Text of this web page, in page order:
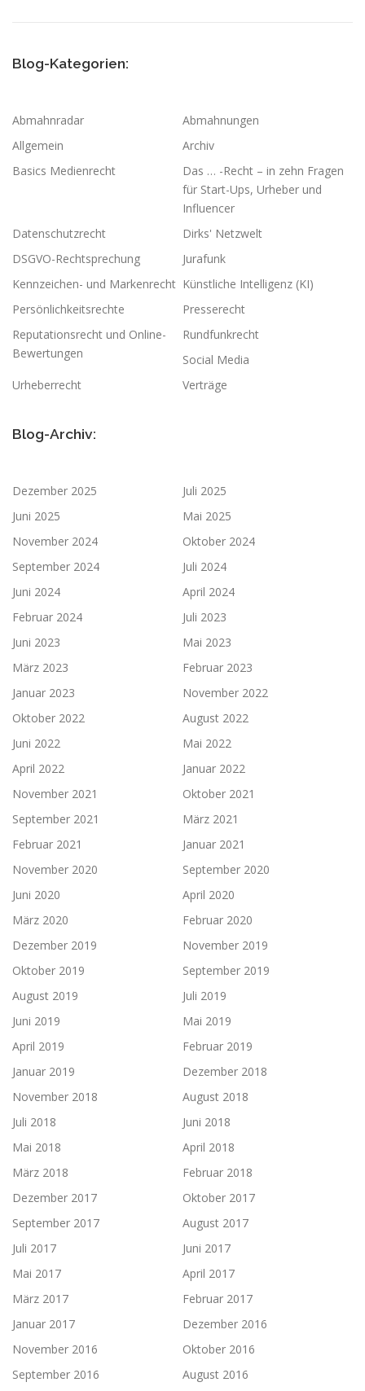
Blog-Kategorien:
Abmahnradar
Abmahnungen
Allgemein
Archiv
Basics Medienrecht
Das … -Recht – in zehn Fragen
für Start-Ups, Urheber und
Influencer
Datenschutzrecht
Dirks' Netzwelt
DSGVO-Rechtsprechung
Jurafunk
Kennzeichen- und Markenrecht Künstliche Intelligenz (KI)
Persönlichkeitsrechte
Presserecht
Reputationsrecht und Online-
Bewertungen
Rundfunkrecht
Social Media
Urheberrecht
Verträge
Blog-Archiv:
Dezember 2025
Juli 2025
Juni 2025
Mai 2025
November 2024
Oktober 2024
September 2024
Juli 2024
Juni 2024
April 2024
Februar 2024
Juli 2023
Juni 2023
Mai 2023
März 2023
Februar 2023
Januar 2023
November 2022
Oktober 2022
August 2022
Juni 2022
Mai 2022
April 2022
Januar 2022
November 2021
Oktober 2021
September 2021
März 2021
Februar 2021
Januar 2021
November 2020
September 2020
Juni 2020
April 2020
März 2020
Februar 2020
Dezember 2019
November 2019
Oktober 2019
September 2019
August 2019
Juli 2019
Juni 2019
Mai 2019
April 2019
Februar 2019
Januar 2019
Dezember 2018
November 2018
August 2018
Juli 2018
Juni 2018
Mai 2018
April 2018
März 2018
Februar 2018
Dezember 2017
Oktober 2017
September 2017
August 2017
Juli 2017
Juni 2017
Mai 2017
April 2017
März 2017
Februar 2017
Januar 2017
Dezember 2016
November 2016
Oktober 2016
September 2016
August 2016